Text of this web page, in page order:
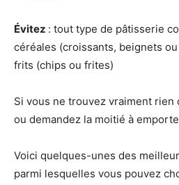
Évitez : tout type de pâtisserie
céréales (croissants, beignets
frits (chips ou frites)
Si vous ne trouvez vraiment rien
ou demandez la moitié à
Voici quelques-unes des
parmi lesquelles vous pouvez